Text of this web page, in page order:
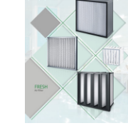
Προϊόντα
Βίντεο
Σχετικά με εμάς
Επισκεψή